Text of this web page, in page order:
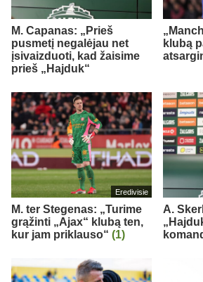
M. Capanas: „Prieš
pusmetį negalėjau net
įsivaizduoti, kad žaisime
prieš „Hajduk“
klubą
Eredivisie
M. ter Stegenas: „Turime
grąžinti „Ajax“ klubą ten,
kur jam priklauso“ (1)
A.